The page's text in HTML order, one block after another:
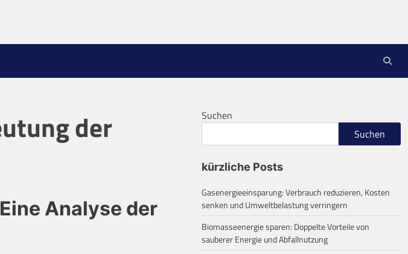
der
Analyse der
Suchen
Suchen
kürzliche Posts
Gasenergieeinsparung: Verbrauch reduzieren, Kosten
senken und Umweltbelastung verringern
Biomasseenergie sparen: Doppelte Vorteile von
sauberer Energie und Abfallnutzung